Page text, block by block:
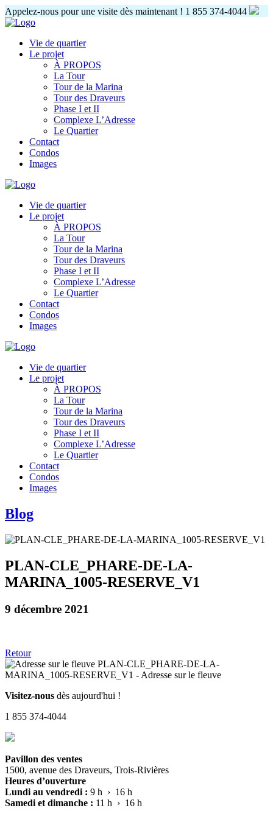
Appelez-nous pour une visite dès maintenant ! 1 855 374-4044
Vie de quartier
Le projet
À PROPOS
La Tour
Tour de la Marina
Tour des Draveurs
Phase I et II
Complexe L’Adresse
Le Quartier
Contact
Condos
Images
Vie de quartier
Le projet
À PROPOS
La Tour
Tour de la Marina
Tour des Draveurs
Phase I et II
Complexe L’Adresse
Le Quartier
Contact
Condos
Images
Vie de quartier
Le projet
À PROPOS
La Tour
Tour de la Marina
Tour des Draveurs
Phase I et II
Complexe L’Adresse
Le Quartier
Contact
Condos
Images
Blog
PLAN-CLE_PHARE-DE-LA-
MARINA_1005-RESERVE_V1
9 décembre 2021
Retour
Visitez-nous dès aujourd'hui !
1 855 374-4044
Pavillon des ventes
1500, avenue des Draveurs, Trois-Rivières
Heures d’ouverture
Lundi au vendredi : 9 h › 16 h
Samedi et dimanche : 11 h › 16 h